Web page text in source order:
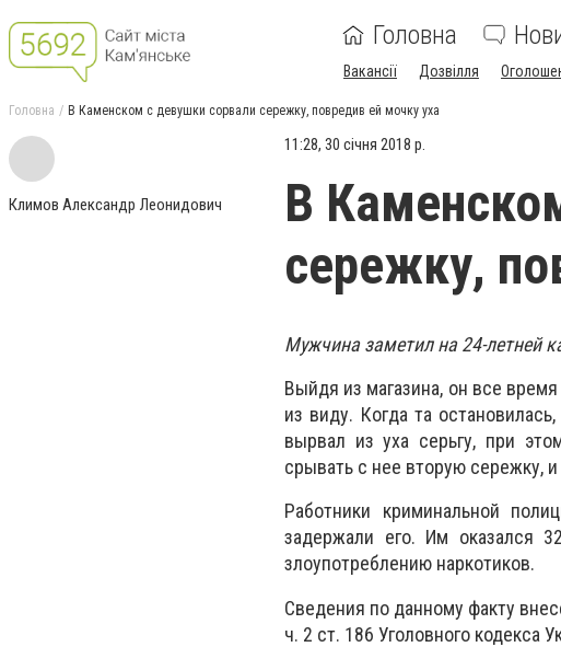
Головна
Вакансії Дозвілля
Головна В Каменском с девушки сорвали сережку, повредив ей мочку уха
Климов Александр Леонидович
11:28, 30 січня 2018 р.
В
сережку,
Мужчина заметил на 24-летней
Выйдя из магазина, он все
из виду. Когда та
вырвал из уха серьгу, при
срывать с нее вторую сережку,
Работники криминальной
задержали его. Им оказался
злоупотреблению наркотиков.
Сведения по данному факту
ч. 2 ст. 186 Уголовного кодекса